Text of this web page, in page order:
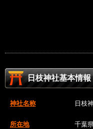
日枝神社基本情報
神社名称 日枝
所在地 千葉